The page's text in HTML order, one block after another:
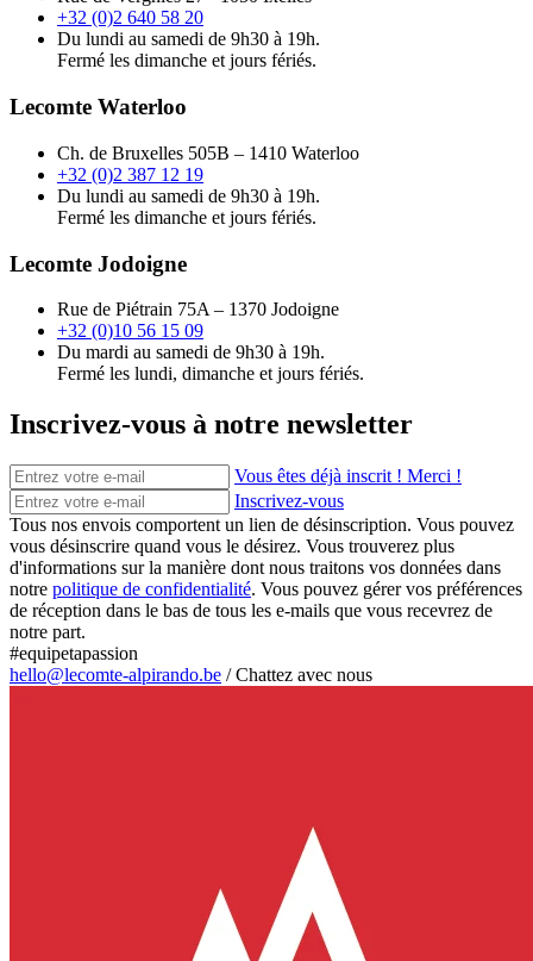
+32 (0)2 640 58 20
Du lundi au samedi de 9h30 à 19h.
Fermé les dimanche et jours fériés.
Lecomte Waterloo
Ch. de Bruxelles 505B – 1410 Waterloo
+32 (0)2 387 12 19
Du lundi au samedi de 9h30 à 19h.
Fermé les dimanche et jours fériés.
Lecomte Jodoigne
Rue de Piétrain 75A – 1370 Jodoigne
+32 (0)10 56 15 09
Du mardi au samedi de 9h30 à 19h.
Fermé les lundi, dimanche et jours fériés.
Inscrivez-vous à notre newsletter
Vous êtes déjà inscrit ! Merci !
Inscrivez-vous
Tous nos envois comportent un lien de désinscription. Vous pouvez
vous désinscrire quand vous le désirez. Vous trouverez plus
d'informations sur la manière dont nous traitons vos données dans
notre politique de confidentialité. Vous pouvez gérer vos préférences
de réception dans le bas de tous les e-mails que vous recevrez de
notre part.
#equipetapassion
hello@lecomte-alpirando.be /Chattez avec nous